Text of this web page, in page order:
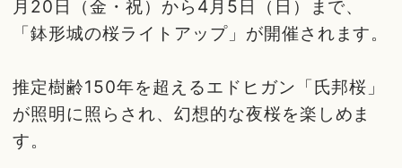
月20日（金・祝）から4月5日（日）まで、
「鉢形城の桜ライトアップ」が開催されます。
推定樹齢150年を超えるエドヒガン「氏邦桜」
が照明に照らされ、幻想的な夜桜を楽しめま
す。